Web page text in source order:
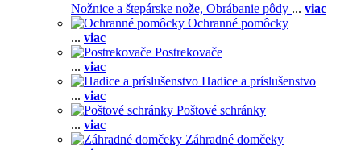
Nožnice a štepárske nože, Obrábanie pôdy ... viac
Ochranné pomôcky
... viac
Postrekovače
... viac
Hadice a príslušenstvo
... viac
Poštové schránky
... viac
Záhradné domčeky